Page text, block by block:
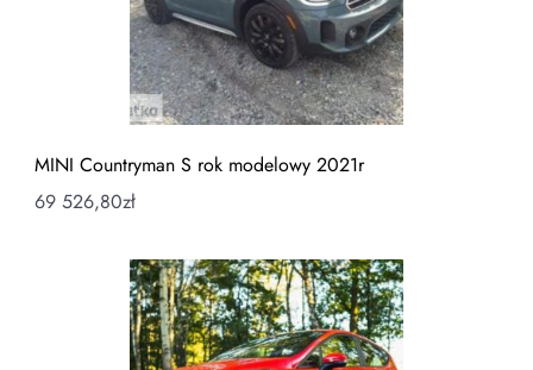
MINI Countryman S rok modelowy 2021r
69 526,80zł